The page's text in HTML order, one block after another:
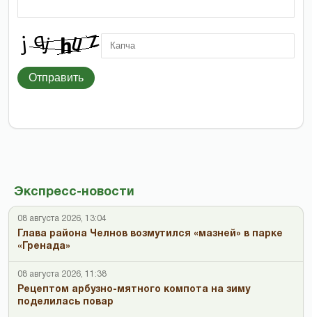
Экспресс-новости
08 августа 2026, 13:04
Глава района Челнов возмутился «мазней» в парке
«Гренада»
08 августа 2026, 11:38
Рецептом арбузно-мятного компота на зиму
поделилась повар
Отправить